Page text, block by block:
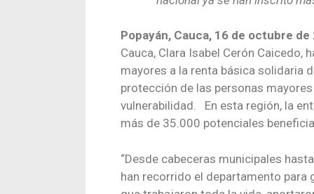
Popayán, Cauca, 16 de octubre
Cauca, Clara Isabel Cerón
mayores a la renta básica solidaria
protección de las personas
vulnerabilidad. En esta región, la
más de 35.000 potenciales
“Desde cabeceras municipales
han recorrido el departamento para